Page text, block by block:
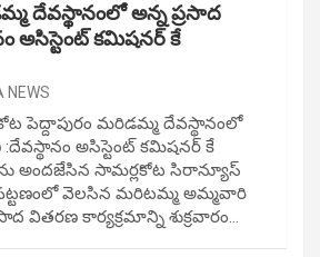
దేవస్థానంలో అన్న ప్రసాద
అసిస్టెంట్ కమిషనర్ కే
NEWS
పెద్దాపురం మరిడమ్మ దేవస్థానంలో
అసిస్టెంట్ కమిషనర్ కే
అందజేసిన సామర్లకోట సిరాన్యూస్
పట్టణంలో వెలసిన మరిటమ్మ అమ్మవారి
వితరణ కార్యక్రమాన్ని శుక్రవారం…